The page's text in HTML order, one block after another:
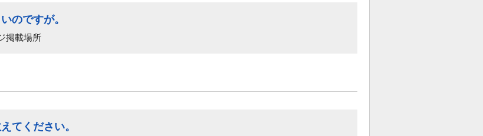
のですが。
掲載場所
てください。